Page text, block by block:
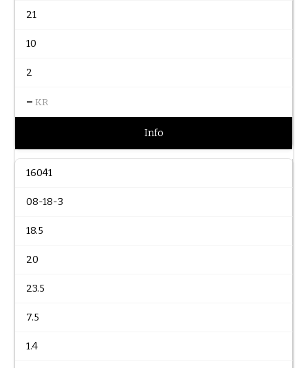
21
10
2
– KR
Info
16041
08-18-3
18.5
20
23.5
7.5
1.4